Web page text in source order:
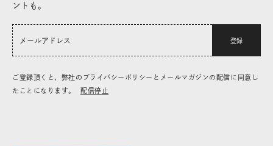
ントも。
登録
ご登録頂くと、弊社のプライバシーポリシーとメールマガジンの配信に同意し
たことになります。
配信停止